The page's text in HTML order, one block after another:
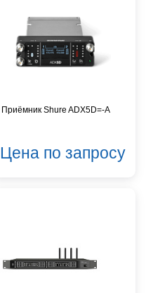
Приёмник Shure ADX5D=-A
Цена по запросу